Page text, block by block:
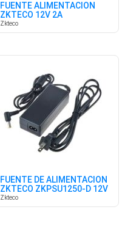
FUENTE ALIMENTACION
ZKTECO 12V 2A
Zkteco
FUENTE DE ALIMENTACION
ZKTECO ZKPSU1250-D 12V
3A
Zkteco